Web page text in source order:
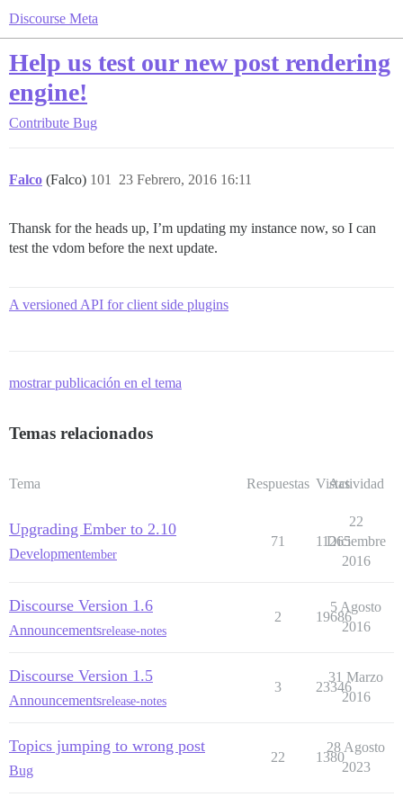
Discourse Meta
Help us test our new post rendering
engine!
Contribute Bug
Falco (Falco) 23 Febrero, 2016 16:11
101
Thansk for the heads up, I’m updating my instance now, so I can
test the vdom before the next update.
A versioned API for client side plugins
mostrar publicación en el tema
Temas relacionados
Tema Respuestas Vistas
Actividad
Upgrading Ember to 2.10
Developmentember
71 11265
22
Diciembre
2016
Discourse Version 1.6
Announcementsrelease-notes
2 19686
5 Agosto
2016
Discourse Version 1.5
Announcementsrelease-notes
3 23346
31 Marzo
2016
Topics jumping to wrong post
Bug
22 1380
28 Agosto
2023